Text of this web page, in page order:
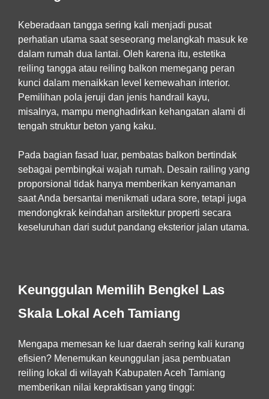
Keberadaan tangga sering kali menjadi pusat
perhatian utama saat seseorang melangkah masuk ke
dalam rumah dua lantai. Oleh karena itu, estetika
reiling tangga atau reiling balkon memegang peran
kunci dalam menaikkan level kemewahan interior.
Pemilihan pola jeruji dan jenis handrail kayu,
misalnya, mampu menghadirkan kehangatan alami di
tengah struktur beton yang kaku.
Pada bagian fasad luar, pembatas balkon bertindak
sebagai pembingkai wajah rumah. Desain railing yang
proporsional tidak hanya memberikan kenyamanan
saat Anda bersantai menikmati udara sore, tetapi juga
mendongkrak keindahan arsitektur properti secara
keseluruhan dari sudut pandang eksterior jalan utama.
Keunggulan Memilih Bengkel Las
Skala Lokal Aceh Tamiang
Mengapa memesan ke luar daerah sering kali kurang
efisien? Menemukan keunggulan jasa pembuatan
reiling lokal di wilayah Kabupaten Aceh Tamiang
memberikan nilai kepraktisan yang tinggi: